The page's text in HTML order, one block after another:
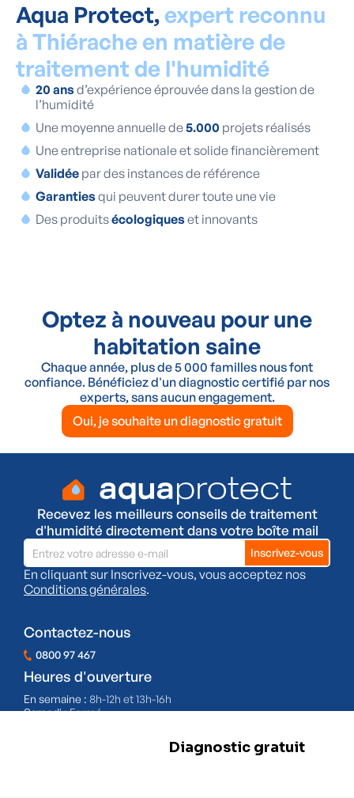
Aqua Protect, expert reconnu
à Thiérache en matière de
traitement de l'humidité
20 ansd’expérience éprouvée dans la gestion de
l’humidité
Une moyenne annuelle de5.000 projets réalisés
Une entreprise nationale et solide financièrement
Validée par des instances de référence
Garantiesqui peuvent durer toute une vie
Des produitsécologiqueset innovants
Optez à nouveau pour une
habitation saine
Chaque année, plus de 5 000 familles nous font
confiance. Bénéficiez d'un diagnostic certifié par nos
experts, sans aucun engagement.
Oui, je souhaite un diagnostic gratuit
Recevez les meilleurs conseils de traitement
d'humidité directement dans votre boîte mail
En cliquant sur Inscrivez-vous, vous acceptez nos
Conditions générales.
Contactez-nous
0800 97 467
Heures d'ouverture
En semaine : 8h-12h et 13h-16h
Samedi :Fermé